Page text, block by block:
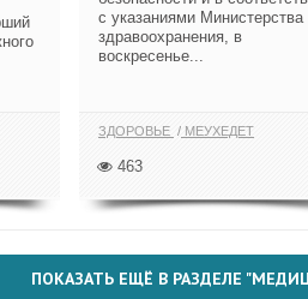
с указаниями Министерства
здравоохранения, в
воскресенье...
ЗДОРОВЬЕ МЕУХЕДЕТ
463
ПОКАЗАТЬ ЕЩЁ В РАЗДЕЛЕ